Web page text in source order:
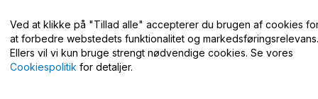
Har du spørgsmål?
Hjælpecenter / Kontakt os
Ved at klikke på "Tillad alle" accepterer du brugen af cookies
at forbedre webstedets funktionalitet og markedsføringsrelevans.
Ellers vil vi kun bruge strengt nødvendige cookies. Se vores
Cookiespolitik for detaljer.